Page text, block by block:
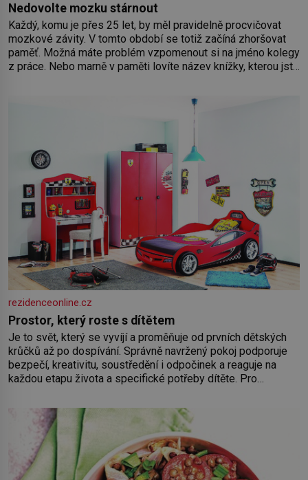
Nedovolte mozku stárnout
Každý, komu je přes 25 let, by měl pravidelně procvičovat
mozkové závity. V tomto období se totiž začíná zhoršovat
paměť. Možná máte problém vzpomenout si na jméno kolegy
z práce. Nebo marně v paměti lovíte název knížky, kterou jste
rezidenceonline.cz
Prostor, který roste s dítětem
Je to svět, který se vyvíjí a proměňuje od prvních dětských
krůčků až po dospívání. Správně navržený pokoj podporuje
bezpečí, kreativitu, soustředění i odpočinek a reaguje na
každou etapu života a specifické potřeby dítěte. Pro
by pokoj miminka měl působit především klidně a útulně.
Předškolní věk je